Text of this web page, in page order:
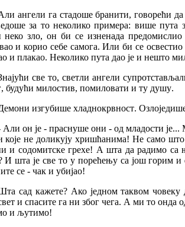
ангели га стадоше бранити,говорећи да
за то неколико примера: више пута
неко зло,он би се изненада предомислио
и корио себе самога.Или би се освестио
и плакао. Неколико пута дао је и нешто
све то,светли ангели
, будући милостив, помиловати и ту душу.
изгубише хладнокрвност.
Али он је -праснуше они -од младости је...
које не доликују хришћанима! Не само што
и содомитске грехе! А шта да радимо са
И шта је све то у порећењу са још горим и
се- чак и убијао!
сад кажете? Ако једном таквом човеку
и спасите га ни због чега. А ми то онда
и љутимо!